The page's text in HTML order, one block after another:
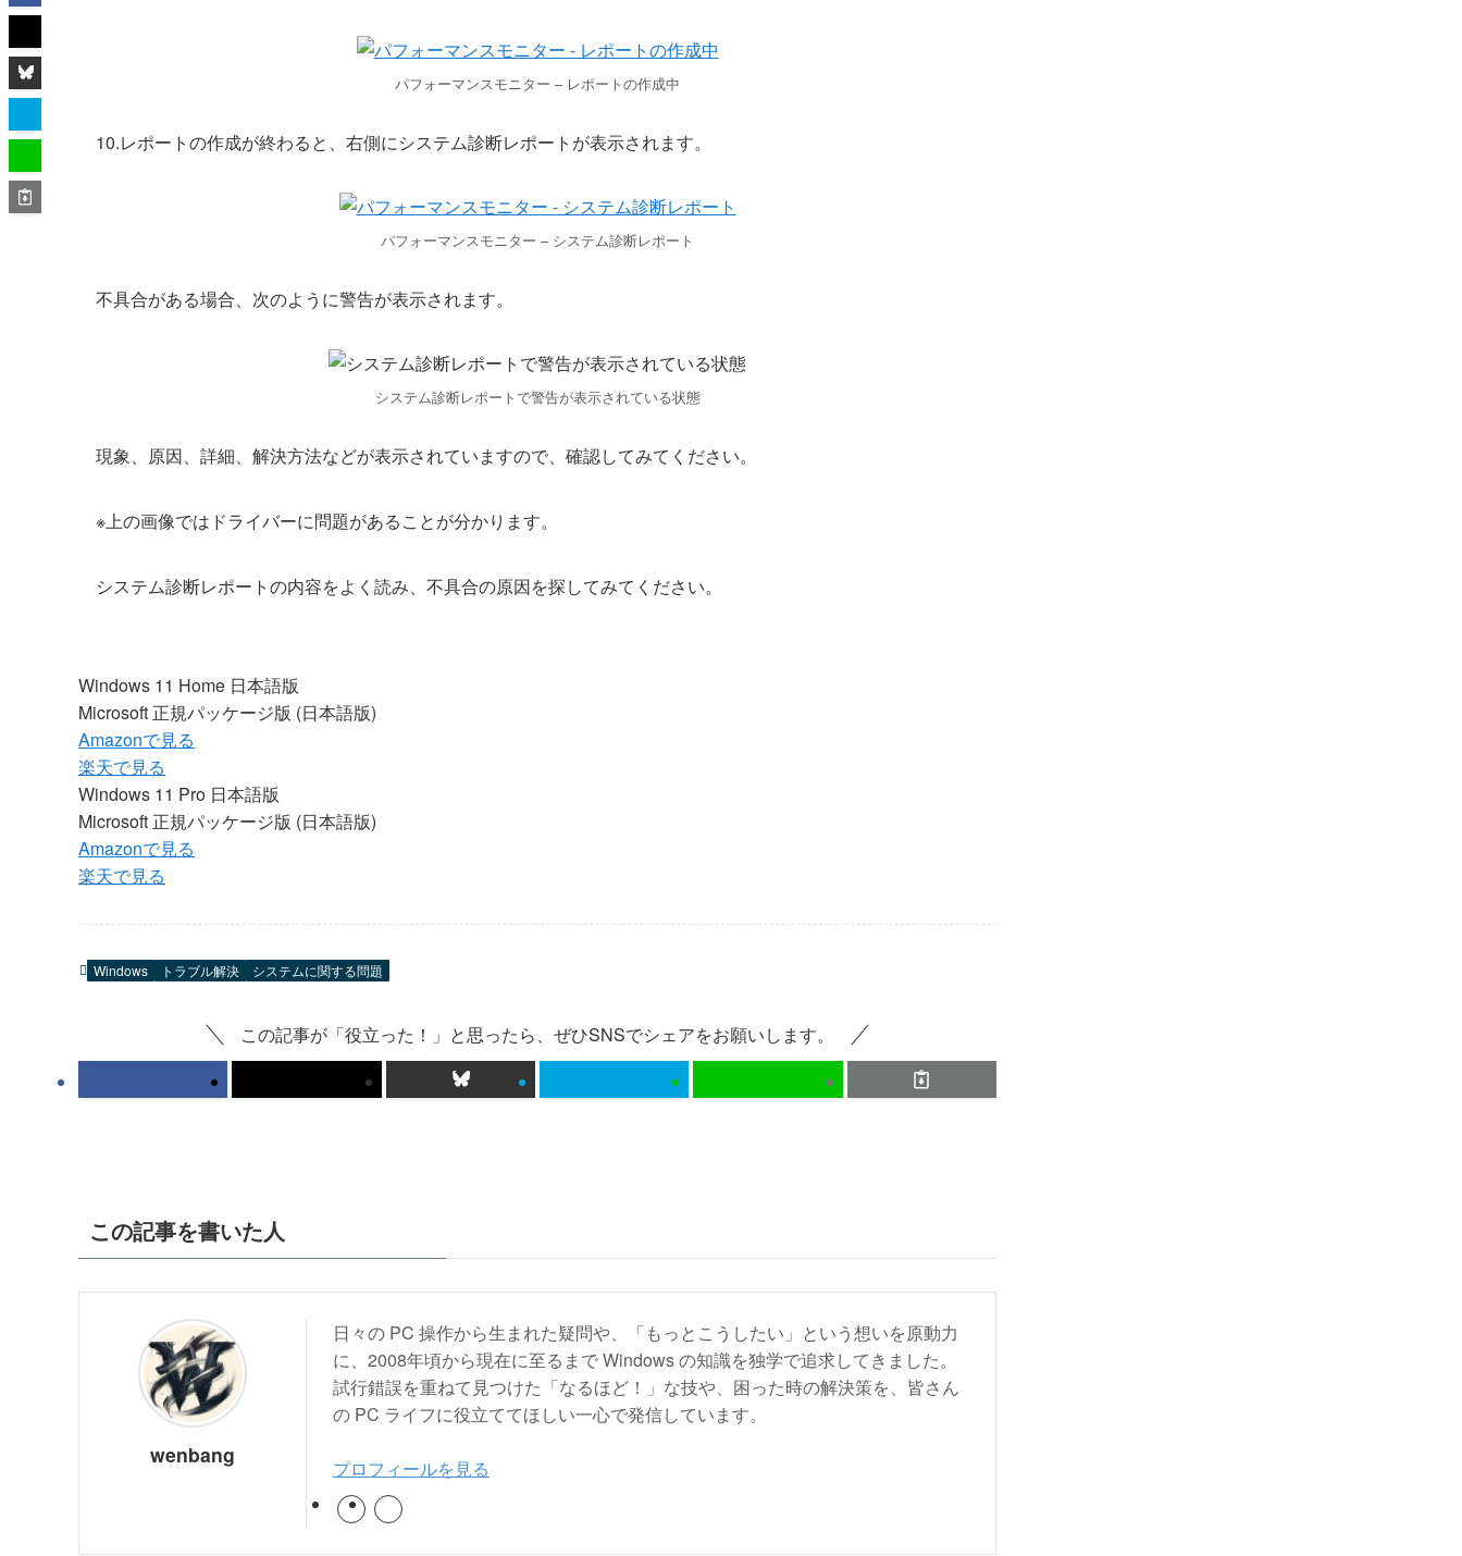
パフォーマンスモニター – レポートの作成中
10.レポートの作成が終わると、右側にシステム診断レポートが表示されます。
パフォーマンスモニター – システム診断レポート
不具合がある場合、次のように警告が表示されます。
システム診断レポートで警告が表示されている状態
現象、原因、詳細、解決方法などが表示されていますので、確認してみてください。
※上の画像ではドライバーに問題があることが分かります。
システム診断レポートの内容をよく読み、不具合の原因を探してみてください。
Windows 11 Home 日本語版
Microsoft 正規パッケージ版 (日本語版)
Amazonで見る
楽天で見る
Windows 11 Pro 日本語版
Microsoft 正規パッケージ版 (日本語版)
Amazonで見る
楽天で見る
Windows トラブル解決 システムに関する問題
この記事が「役立った！」と思ったら、ぜひSNSでシェアをお願いします。
この記事を書いた人
wenbang
日々の PC 操作から生まれた疑問や、「もっとこうしたい」という想いを原動力
に、2008年頃から現在に至るまで Windows の知識を独学で追求してきました。
試行錯誤を重ねて見つけた「なるほど！」な技や、困った時の解決策を、皆さん
の PC ライフに役立ててほしい一心で発信しています。
プロフィールを見る